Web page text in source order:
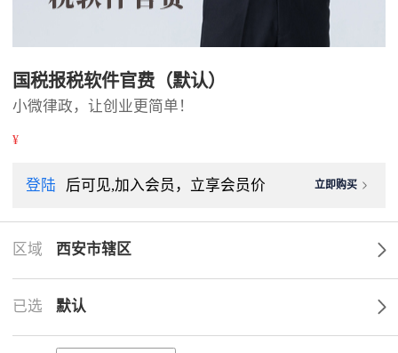
国税报税软件官费（默认）
小微律政，让创业更简单！
¥
登陆 后可见,加入会员，立享会员价 立即购买
区域 西安市辖区
已选 默认